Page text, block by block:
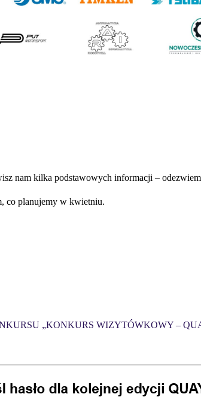
nam kilka podstawowych informacji –
co planujemy w kwietniu.
„KONKURS WIZYTÓWKOWY –